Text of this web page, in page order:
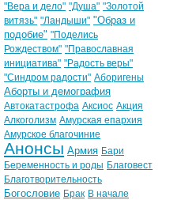
"Вера и дело" "Душа" "Золотой
витязь" "Ландыши" "Образ и
подобие" "Поделись
Рождеством" "Православная
инициатива" "Радость веры"
"Синдром радости" Аборигены
Аборты и демография
Автокатастрофа Аксиос Акция
Алкоголизм Амурская епархия
Амурское благочиние
Анонсы Армия Бари
Беременность и роды Благовест
Благотворительность
Богословие Брак В начале